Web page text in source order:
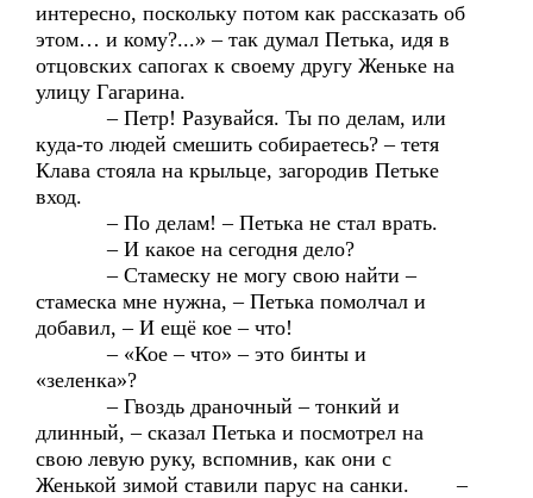
интересно, поскольку потом как рассказать об
этом… и кому?...» – так думал Петька, идя в
отцовских сапогах к своему другу Женьке на
улицу Гагарина.
– Петр! Разувайся. Ты по делам, или
куда-то людей смешить собираетесь? – тетя
Клава стояла на крыльце, загородив Петьке
вход.
– По делам! – Петька не стал врать.
– И какое на сегодня дело?
– Стамеску не могу свою найти –
стамеска мне нужна, – Петька помолчал и
добавил, – И ещё кое – что!
– «Кое – что» – это бинты и
«зеленка»?
– Гвоздь драночный – тонкий и
длинный, – сказал Петька и посмотрел на
свою левую руку, вспомнив, как они с
Женькой зимой ставили парус на санки. –